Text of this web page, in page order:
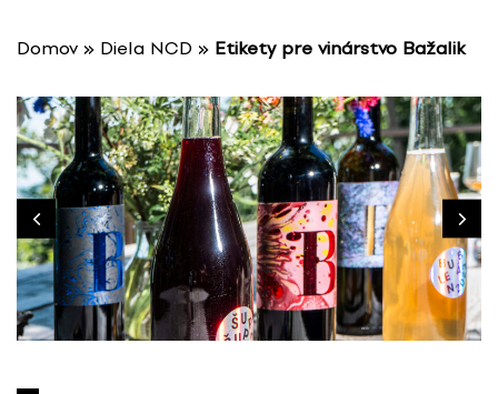
Domov » Diela NCD » Etikety pre vinárstvo Bažalik